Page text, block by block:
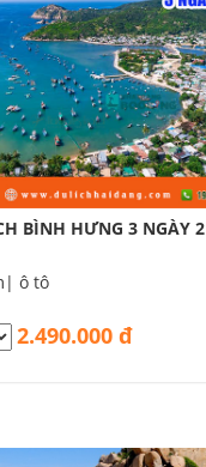
BÌNH HƯNG 3 NGÀY 2
ô tô
2.490.000 đ